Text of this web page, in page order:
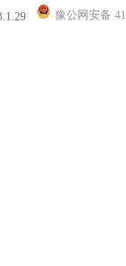
豫公网安备